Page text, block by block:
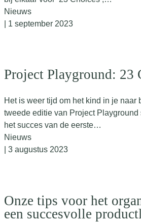
Nieuws
| 1 september 2023
Project Playground: 23
Het is weer tijd om het kind in je naar
tweede editie van Project Playground
het succes van de eerste…
Nieuws
| 3 augustus 2023
Onze tips voor het
een succesvolle